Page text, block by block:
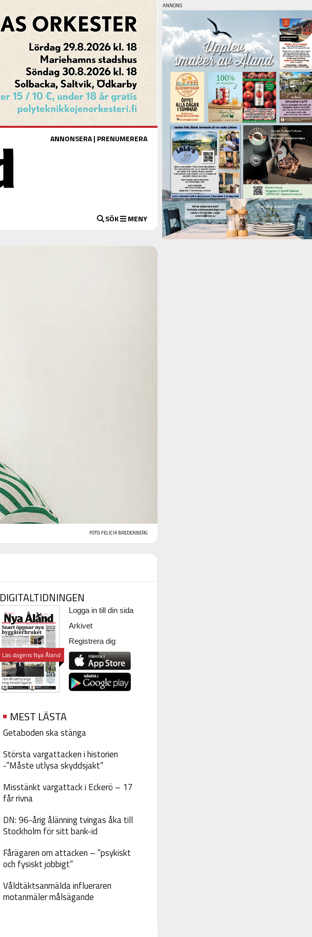
ANNONSERA| PRENUMERERA
SÖK MENY
FOTO: FELICIA BREDENBERG
DIGITALTIDNINGEN
Läs dagens Nya Åland
Logga in till din sida
Arkivet
Registrera dig
MEST LÄSTA
Getaboden ska stänga
Största vargattacken i historien
-”Måste utlysa skyddsjakt”
Misstänkt vargattack i Eckerö – 17
får rivna
DN: 96-årig ålänning tvingas åka till
Stockholm för sitt bank-id
Fårägaren om attacken – ”psykiskt
och fysiskt jobbigt”
Våldtäktsanmälda influeraren
motanmäler målsägande